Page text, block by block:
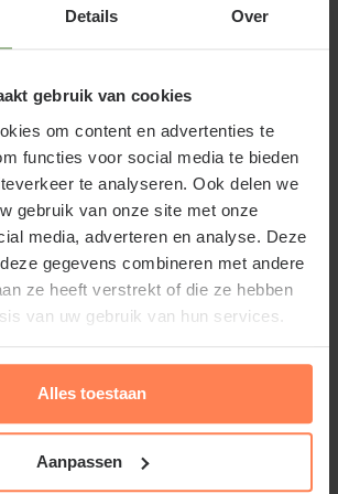
Details Over
gebruik van cookies
om content en advertenties te
functies voor social media te bieden
te analyseren. Ook delen we
gebruik van onze site met onze
media, adverteren en analyse. Deze
gegevens combineren met andere
ze heeft verstrekt of die ze hebben
van uw gebruik van hun services.
Alles toestaan
Aanpassen
is dat ze doorbloeiend zijn. In
Rosa 'Bonita' verhandeld
Edmund's Rose'.
tuinplanten om
pergola of oud schuurtje mee te
Ook tegen een schutting kan een
weg vinden. Help de klimroos
hij hecht zichzelf namelijk niet.
niet veel ruimte in uw tuin. Aan
te kunnen ontwikkelen tot een
Zorg er wel voor dat de grond
losgemaakt. We bieden een ruim
aan op Tuinplantenwinkel.nl
Lees meer
'Bonita' (Renaissance)
kopen bij